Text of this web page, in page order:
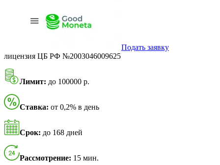
Подать заявку
лицензия ЦБ РФ №2003046009625
Лимит: до 100000 р.
Ставка: от 0,2% в день
Срок: до 168 дней
Рассмотрение: 15 мин.